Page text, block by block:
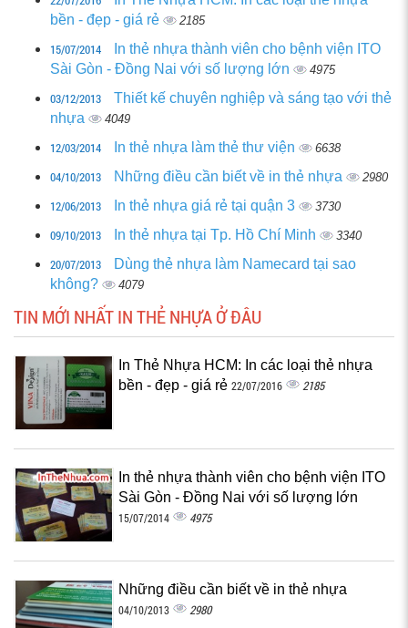
bền - đẹp - giá rẻ
2185
15/07/2014
In thẻ nhựa thành viên cho bệnh viện ITO
Sài Gòn - Đồng Nai với số lượng lớn
4975
03/12/2013
Thiết kế chuyên nghiệp và sáng tạo với thẻ
nhựa
4049
12/03/2014 In thẻ nhựa làm thẻ thư viện 6638
04/10/2013 Những điều cần biết về in thẻ nhựa 2980
12/06/2013 In thẻ nhựa giá rẻ tại quận 3 3730
09/10/2013 In thẻ nhựa tại Tp. Hồ Chí Minh 3340
20/07/2013
Dùng thẻ nhựa làm Namecard tại sao
không?
4079
TIN MỚI NHẤT IN THẺ NHỰA Ở ĐÂU
In Thẻ Nhựa HCM: In các loại thẻ nhựa
bền - đẹp - giá rẻ 22/07/2016 2185
In thẻ nhựa thành viên cho bệnh viện ITO
Sài Gòn - Đồng Nai với số lượng lớn
15/07/2014 4975
Những điều cần biết về in thẻ nhựa
04/10/2013 2980